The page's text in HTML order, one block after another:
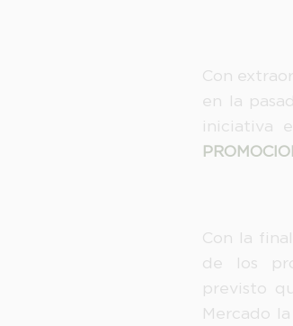
Con
en la
iniciativa
Con la
de los
previsto
Mercado